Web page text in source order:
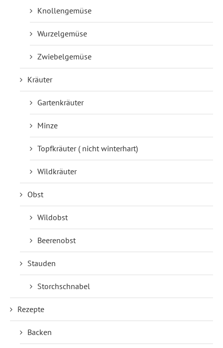
Knollengemüse
Wurzelgemüse
Zwiebelgemüse
Kräuter
Gartenkräuter
Minze
Topfkräuter ( nicht winterhart)
Wildkräuter
Obst
Wildobst
Beerenobst
Stauden
Storchschnabel
Rezepte
Backen